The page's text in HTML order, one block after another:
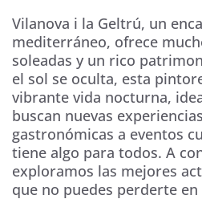
Vilanova i la Geltrú, un
mediterráneo, ofrece
soleadas y un rico
el sol se oculta, esta
vibrante vida nocturna,
buscan nuevas
gastronómicas a eventos
tiene algo para todos. A
exploramos las mejores
que no puedes perderte